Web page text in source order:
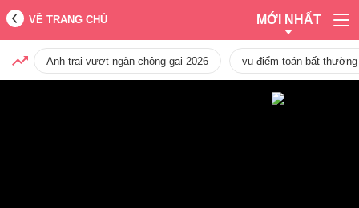
VỀ TRANG CHỦ MỚI NHẤT
Anh trai vượt ngàn chông gai 2026 vụ điểm toán bất